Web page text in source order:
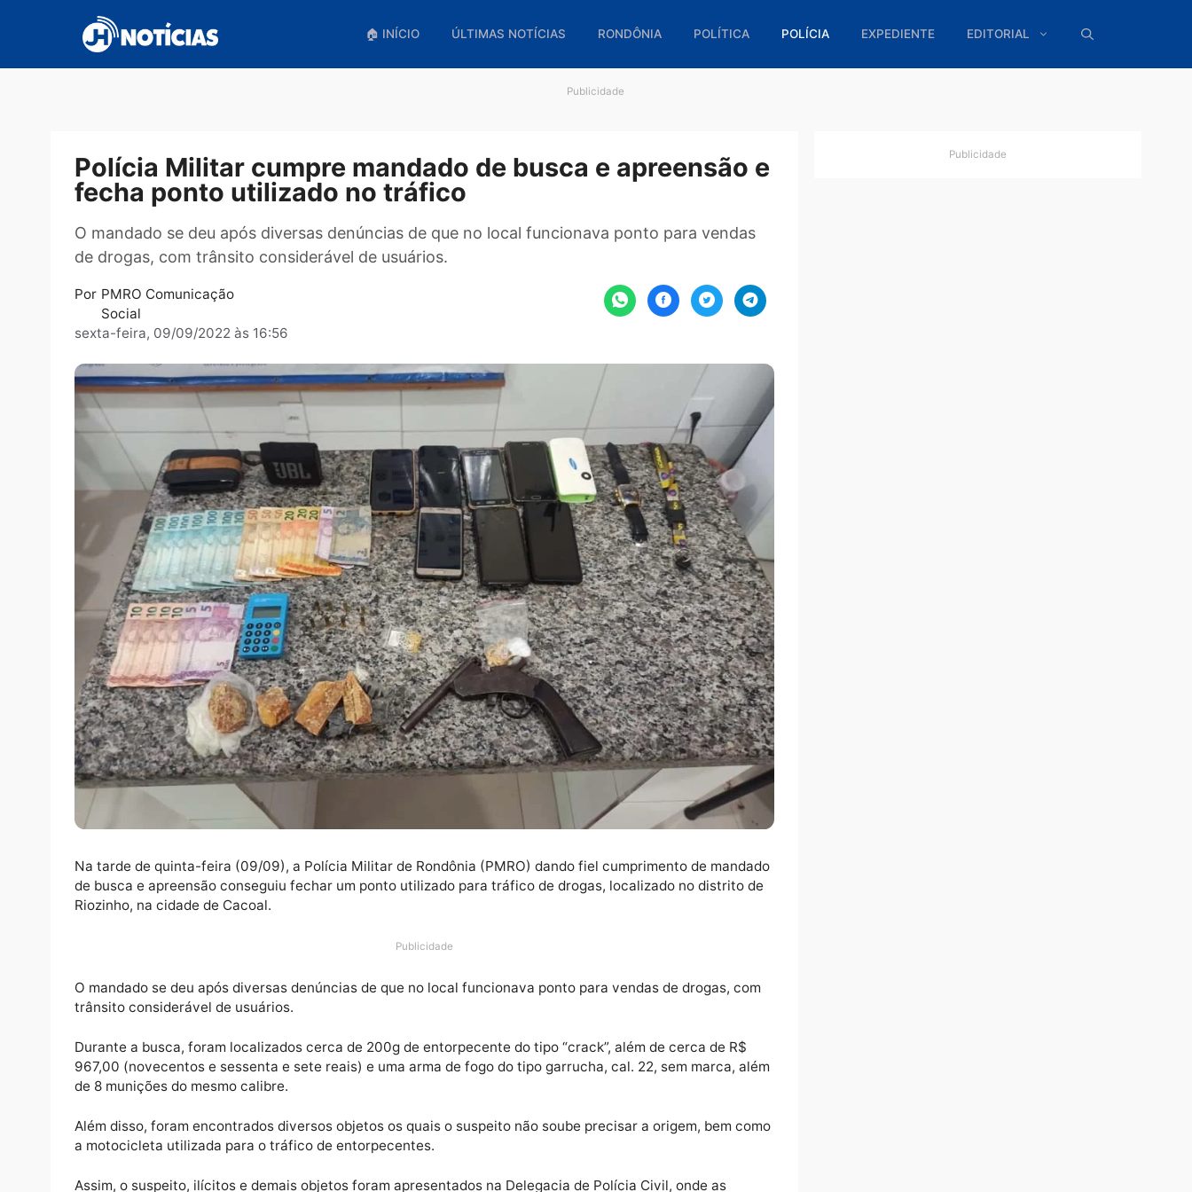
conteúdo
🏠 INÍCIO ÚLTIMAS NOTÍCIAS RONDÔNIA POLÍTICA POLÍCIA EXPEDIENTE EDITORIAL
Polícia Militar cumpre mandado de busca e apreensão e
fecha ponto utilizado no tráfico
O mandado se deu após diversas denúncias de que no local funcionava ponto para vendas
de drogas, com trânsito considerável de usuários.
Por PMRO Comunicação
sexta-feira, 09/09/2022 às 16:56
de busca e apreensão conseguiu fechar um ponto utilizado para tráfico de drogas, localizado no distrito de
Riozinho, na cidade de Cacoal.
Publicidade
O mandado se deu após diversas denúncias de que no local funcionava ponto para vendas de drogas, com
trânsito considerável de usuários.
967,00 (novecentos e sessenta e sete reais) e uma arma de fogo do tipo garrucha, cal. 22, sem marca, além